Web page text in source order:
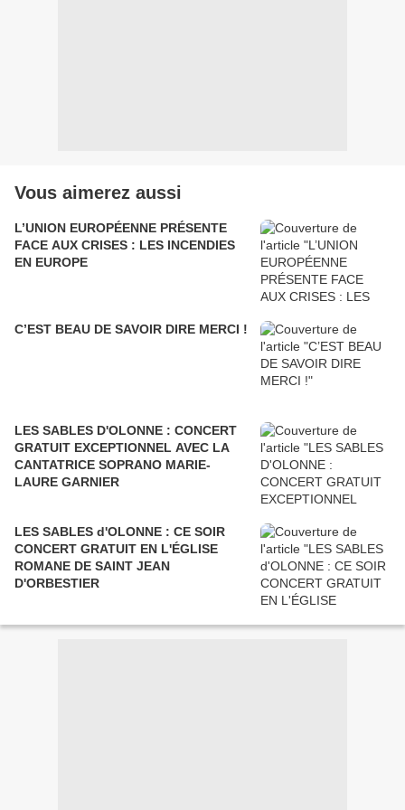
Vous aimerez aussi
L’UNION EUROPÉENNE PRÉSENTE
FACE AUX CRISES : LES INCENDIES
EN EUROPE
C’EST BEAU DE SAVOIR DIRE MERCI !
LES SABLES D'OLONNE : CONCERT
GRATUIT EXCEPTIONNEL AVEC LA
CANTATRICE SOPRANO MARIE-
LAURE GARNIER
LES SABLES d'OLONNE : CE SOIR
CONCERT GRATUIT EN L'ÉGLISE
ROMANE DE SAINT JEAN
D'ORBESTIER